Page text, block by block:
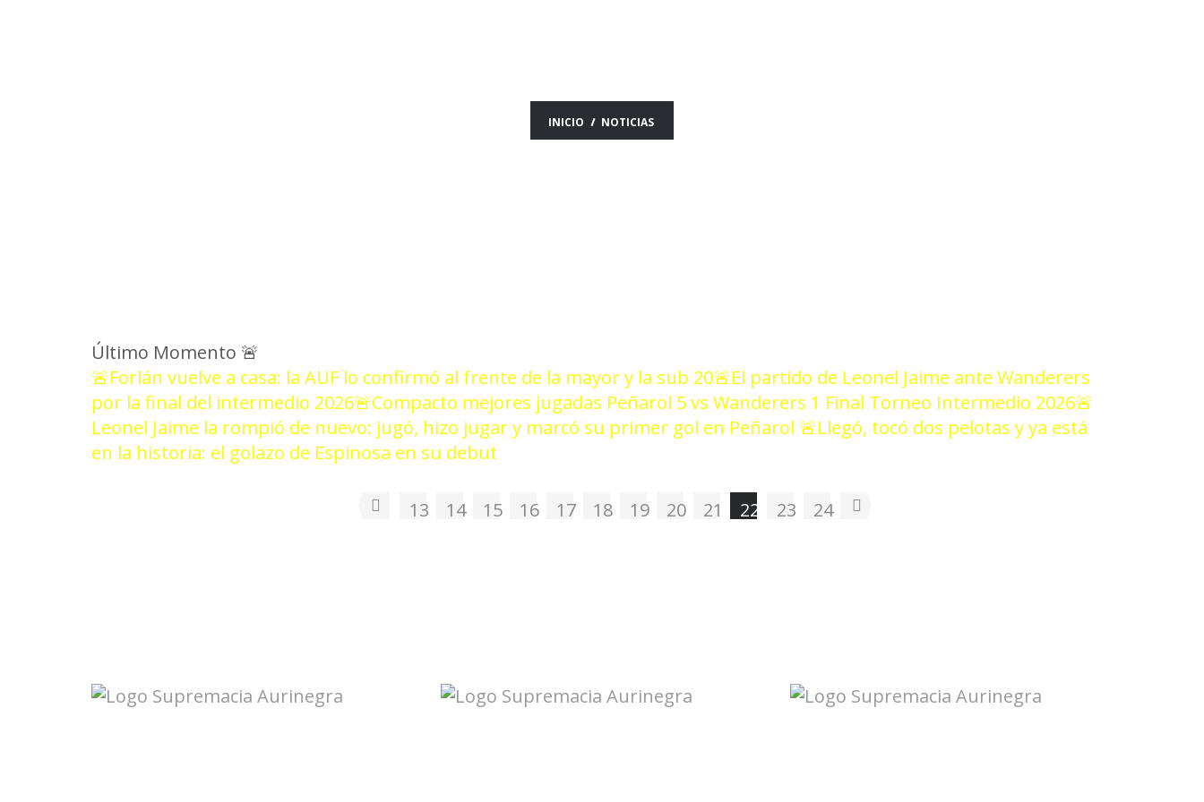
INICIO NOTICIAS
Último Momento 🚨
🚨Forlán vuelve a casa: la AUF lo confirmó al frente de la mayor y la sub 20🚨El partido de Leonel Jaime ante Wanderers
por la final del intermedio 2026🚨Compacto mejores jugadas Peñarol 5 vs Wanderers 1 Final Torneo Intermedio 2026🚨
Leonel Jaime la rompió de nuevo: jugó, hizo jugar y marcó su primer gol en Peñarol 🚨Llegó, tocó dos pelotas y ya está
en la historia: el golazo de Espinosa en su debut
13 14 15 16 17 18 19 20 21 22 23 24